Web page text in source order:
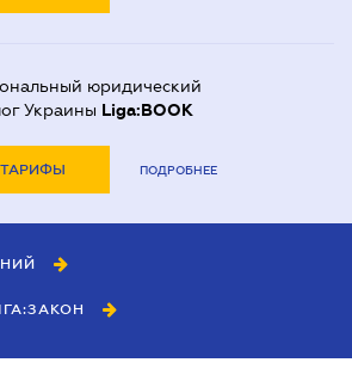
юридический
Украины Liga:BOOK
ТАРИФЫ ПОДРОБНЕЕ